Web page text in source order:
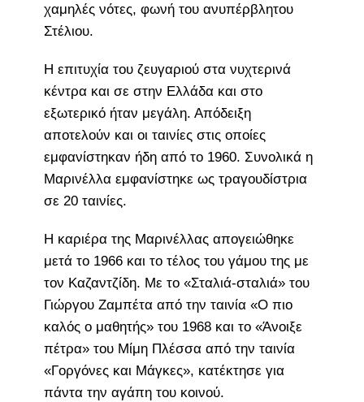
χαμηλές νότες, φωνή του ανυπέρβλητου
Στέλιου.
Η επιτυχία του ζευγαριού στα νυχτερινά
κέντρα και σε στην Ελλάδα και στο
εξωτερικό ήταν μεγάλη. Απόδειξη
αποτελούν και οι ταινίες στις οποίες
εμφανίστηκαν ήδη από το 1960. Συνολικά η
Μαρινέλλα εμφανίστηκε ως τραγουδίστρια
σε 20 ταινίες.
Η καριέρα της Μαρινέλλας απογειώθηκε
μετά το 1966 και το τέλος του γάμου της με
τον Καζαντζίδη. Με το «Σταλιά-σταλιά» του
Γιώργου Ζαμπέτα από την ταινία «Ο πιο
καλός ο μαθητής» του 1968 και το «Άνοιξε
πέτρα» του Μίμη Πλέσσα από την ταινία
«Γοργόνες και Μάγκες», κατέκτησε για
πάντα την αγάπη του κοινού.